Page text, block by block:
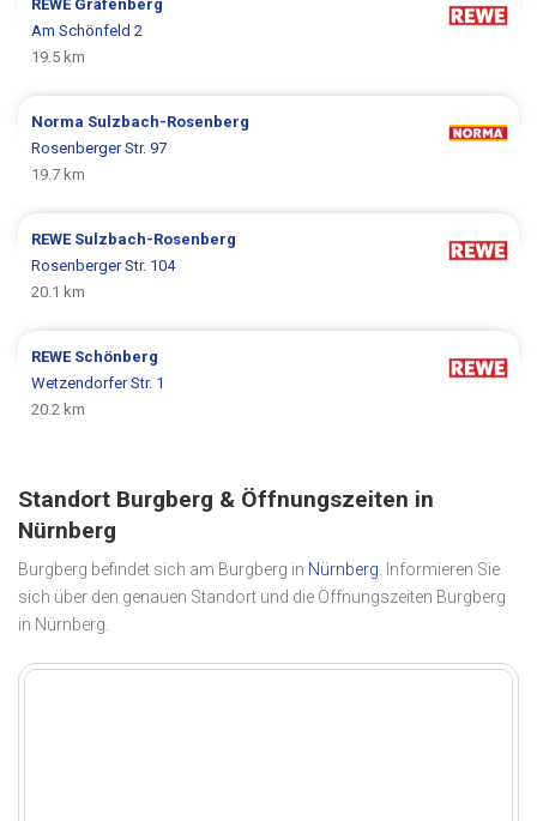
REWE Gräfenberg
Am Schönfeld 2
19.5 km
Norma Sulzbach-Rosenberg
Rosenberger Str. 97
19.7 km
REWE Sulzbach-Rosenberg
Rosenberger Str. 104
20.1 km
REWE Schönberg
Wetzendorfer Str. 1
20.2 km
Standort Burgberg & Öffnungszeiten in
Nürnberg
Burgberg befindet sich am Burgberg in Nürnberg. Informieren Sie
sich über den genauen Standort und die Öffnungszeiten Burgberg
in Nürnberg.